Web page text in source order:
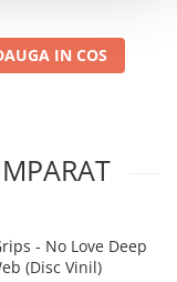
IN COS
- No Love Deep
(Disc Vinil)